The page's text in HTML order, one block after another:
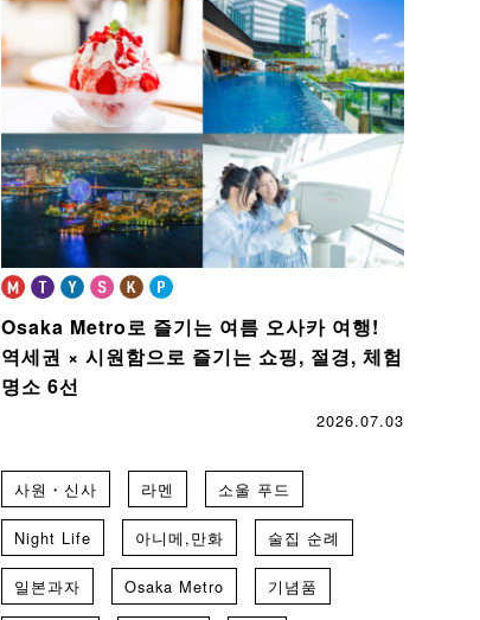
Osaka Metro로 즐기는 여름 오사카 여행!
역세권 × 시원함으로 즐기는 쇼핑, 절경, 체험
명소 6선
2026.07.03
사원・신사 라멘 소울 푸드
Night Life 아니메,만화 술집 순례
일본과자 Osaka Metro 기념품